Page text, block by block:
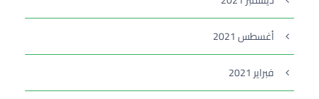
أغسطس 2021
فبراير 2021